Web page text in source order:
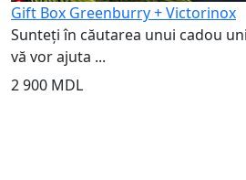
Gift Box Greenburry + Victorinox
Sunteți în căutarea unui cadou
vă vor ajuta ...
2 900 MDL